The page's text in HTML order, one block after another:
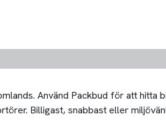
Använd Packbud för att
Billigast, snabbast eller